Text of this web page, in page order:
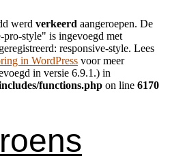
werd verkeerd aangeroepen. De
pro-style" is ingevoegd met
responsive-style. Lees
in WordPress voor meer
in versie 6.9.1.) in
functions.php on line 6170